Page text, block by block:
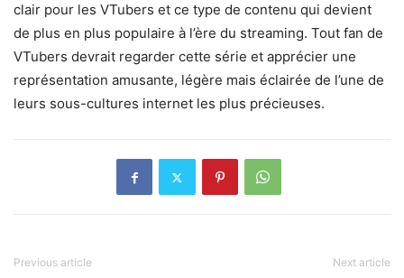
clair pour les VTubers et ce type de contenu qui devient
de plus en plus populaire à l’ère du streaming. Tout fan de
VTubers devrait regarder cette série et apprécier une
représentation amusante, légère mais éclairée de l’une de
leurs sous-cultures internet les plus précieuses.
Previous article Next article